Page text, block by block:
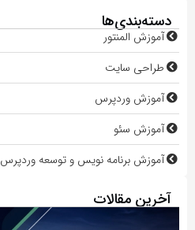
دسته‌بندی‌ها
آموزش المنتور
طراحی سایت
آموزش وردپرس
آموزش سئو
آموزش برنامه نویس و توسعه وردپرس
آخرین مقالات